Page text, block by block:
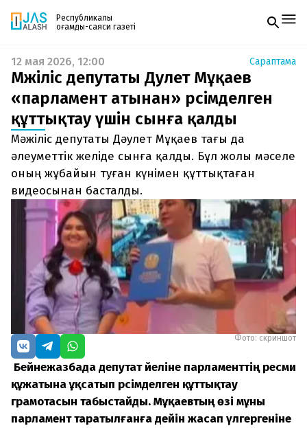
Республикалық
қоғамдық-саяси газеті
Жаңалықтар
Спорт
Live
Руханият
Аймақ
Архив
Заң және тәртіп
Редакциямен байланыс
+7 708 604 51 06
Жарнама бөлімі
+7 701 220 64 52
zhasalash100@gmail.com
Газетке жазылу
PDF форматтағы газетті ай сайын электронды
поштаңызға алып отырыңыз. Жаңа нөмір
шыққан сәтте сізге бірден жіберіледі. Тек email
енгізіңіз, біз қалғанын өзіміз жібереміз.
12 мая 2026, 12:00 Сараптама
Мәжіліс депутаты Дәулет Мұқаев
«парламент атынан» рәсімделген
құттықтау үшін сынға қалды
Мәжіліс депутаты Дәулет Мұқаев тағы да
әлеуметтік желіде сынға қалды. Бұл жолы мәселе
оның жұбайын туған күнімен құттықтаған
видеосынан басталды.
Фото: скриншот
Бейнежазбада депутат әйеліне парламенттің ресми
құжатына ұқсатып рәсімделген құттықтау
грамотасын табыстайды. Мұқаевтың өзі мұны
парламент таратылғанға дейін жасап үлгергеніне